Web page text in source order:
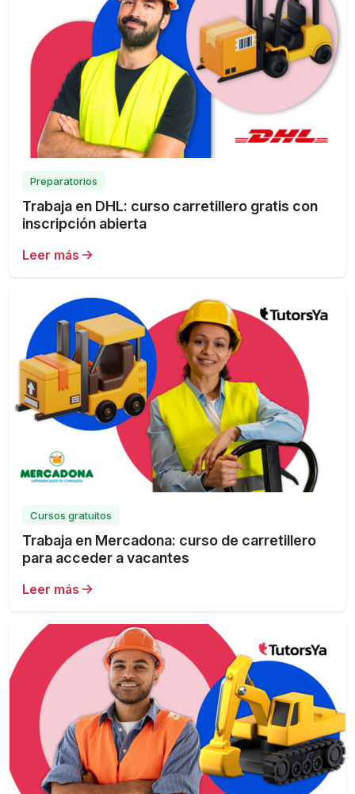
Preparatorios
Trabaja en DHL: curso carretillero gratis con
inscripción abierta
Leer más
Cursos gratuitos
Trabaja en Mercadona: curso de carretillero
para acceder a vacantes
Leer más